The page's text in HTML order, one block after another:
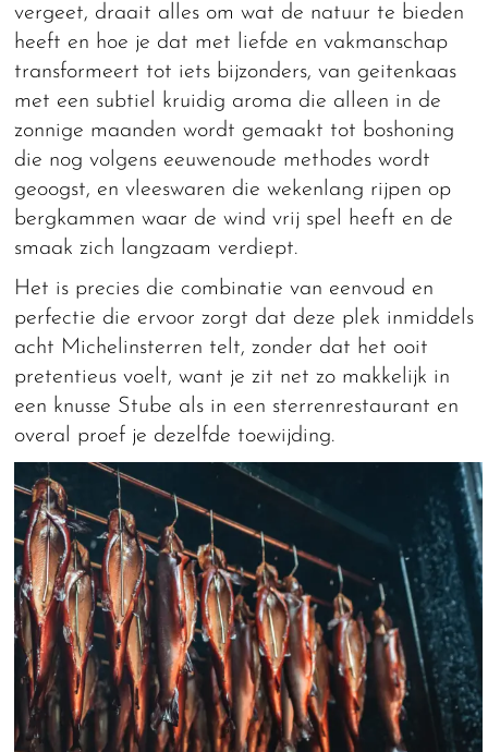
vergeet, draait alles om wat de natuur te bieden
heeft en hoe je dat met liefde en vakmanschap
transformeert tot iets bijzonders, van geitenkaas
met een subtiel kruidig aroma die alleen in de
zonnige maanden wordt gemaakt tot boshoning
die nog volgens eeuwenoude methodes wordt
geoogst, en vleeswaren die wekenlang rijpen op
bergkammen waar de wind vrij spel heeft en de
smaak zich langzaam verdiept.
Het is precies die combinatie van eenvoud en
perfectie die ervoor zorgt dat deze plek inmiddels
acht Michelinsterren telt, zonder dat het ooit
pretentieus voelt, want je zit net zo makkelijk in
een knusse Stube als in een sterrenrestaurant en
overal proef je dezelfde toewijding.